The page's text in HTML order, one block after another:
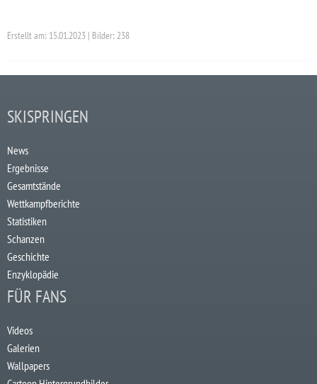
Erstellt am: 15.01.2023 | Bilder: 238
SKISPRINGEN
News
Ergebnisse
Gesamtstände
Wettkampfberichte
Statistiken
Schanzen
Geschichte
Enzyklopädie
FÜR FANS
Videos
Galerien
Wallpapers